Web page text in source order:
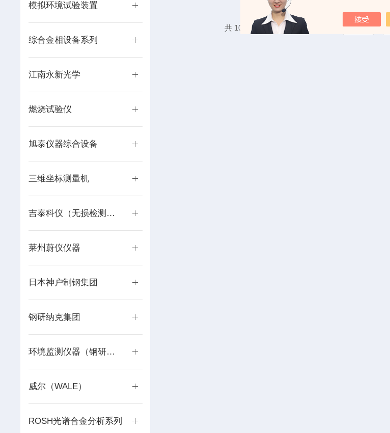
模拟环境试验装置
综合金相设备系列
江南永新光学
燃烧试验仪
旭泰仪器综合设备
三维坐标测量机
吉泰科仪（无损检测系列）
莱州蔚仪仪器
日本神户制钢集团
钢研纳克集团
环境监测仪器（钢研纳克集团）
威尔（WALE）
ROSH光谱合金分析系列
共 1087 条记录，当前 17 / 100 页 首页